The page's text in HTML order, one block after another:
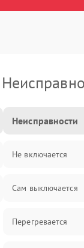
Неисправности
Не включается
Сам выключается
Перегревается